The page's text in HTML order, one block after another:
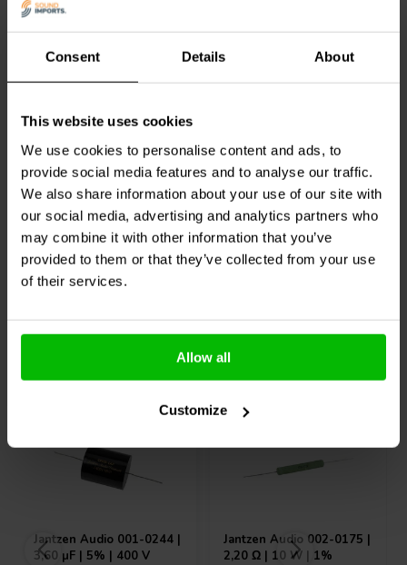
Consent Details About
This website uses cookies
We use cookies to personalise content and ads, to
provide social media features and to analyse our traffic.
We also share information about your use of our site with
our social media, advertising and analytics partners who
may combine it with other information that you’ve
provided to them or that they’ve collected from your use
of their services.
Allow all
Customize
3A
0
klantbeoordelingen
Vergleichen
1 Auf Lager
3A
0
klantbeoordelingen
Vergleichen
6 Auf Lager
Andere Kunden kauften auch
Jantzen Audio 001-0244 |
3,60 µF | 5% | 400 V
Jantzen Audio 002-0175 |
2,20 Ω | 10 W | 1%